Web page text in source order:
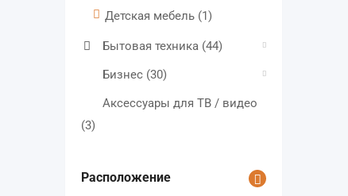
Детская мебель (1)
Бытовая техника (44)
Бизнес (30)
Аксессуары для ТВ / видео
(3)
Расположение